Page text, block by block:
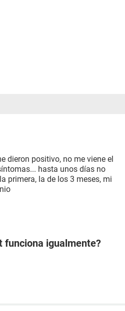
dieron positivo, no me viene el
hasta unos días no
primera, la de los 3 meses, mi
funciona igualmente?